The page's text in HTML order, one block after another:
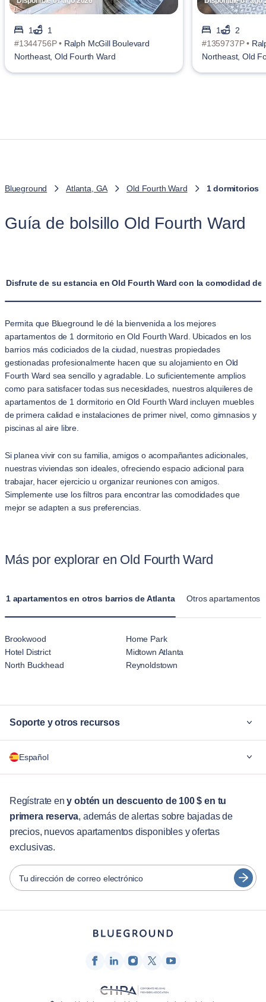
1
1
#1344756P • Ralph McGill Boulevard
Northeast, Old Fourth Ward
1
2
#1359737P •
Northeast, Old
Blueground Atlanta, GA Old Fourth Ward 1 dormitorios
Guía de bolsillo Old Fourth Ward
Disfrute de su estancia en Old Fourth Ward con la comodidad
Permita que Blueground le dé la bienvenida a los mejores
apartamentos de 1 dormitorio en Old Fourth Ward. Ubicados en los
barrios más codiciados de la ciudad, nuestras propiedades
gestionadas profesionalmente hacen que su alojamiento en Old
Fourth Ward sea sencillo y agradable. Lo suficientemente amplios
como para satisfacer todas sus necesidades, nuestros alquileres de
apartamentos de 1 dormitorio en Old Fourth Ward incluyen muebles
de primera calidad e instalaciones de primer nivel, como gimnasios y
piscinas al aire libre.
Si planea vivir con su familia, amigos o acompañantes adicionales,
nuestras viviendas son ideales, ofreciendo espacio adicional para
trabajar, hacer ejercicio u organizar reuniones con amigos.
Simplemente use los filtros para encontrar las comodidades que
mejor se adapten a sus preferencias.
Más por explorar en Old Fourth Ward
1 apartamentos en otros barrios de Atlanta Otros apartamentos
Brookwood
Home Park
Hotel District
Midtown Atlanta
North Buckhead
Reynoldstown
Soporte y otros recursos
Para las empresas
Servicios para huéspedes
Guías de ciudades
Socios
Operadores de alquiler amueblado
Propietarios
Socios de franquicia
Quiénes somos
Español
English
Português
Español
Français
Türkçe
Regístrate eny obtén un descuento de 100 $ en tu
primera reserva, además de alertas sobre bajadas de
precios, nuevos apartamentos disponibles y ofertas
exclusivas.
Tu dirección de correo electrónico